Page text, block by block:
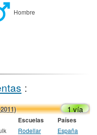
Hombre
:
1 vía
Escuelas Países
Rodellar España